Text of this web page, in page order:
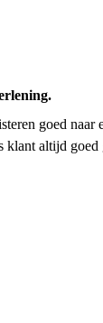
goed naar
klant altijd